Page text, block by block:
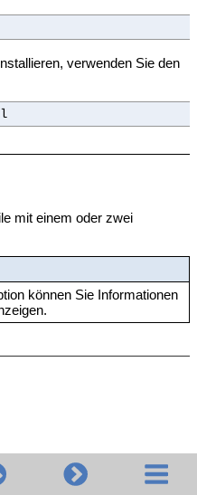
verwenden Sie den
mit einem oder zwei
können Sie Informationen